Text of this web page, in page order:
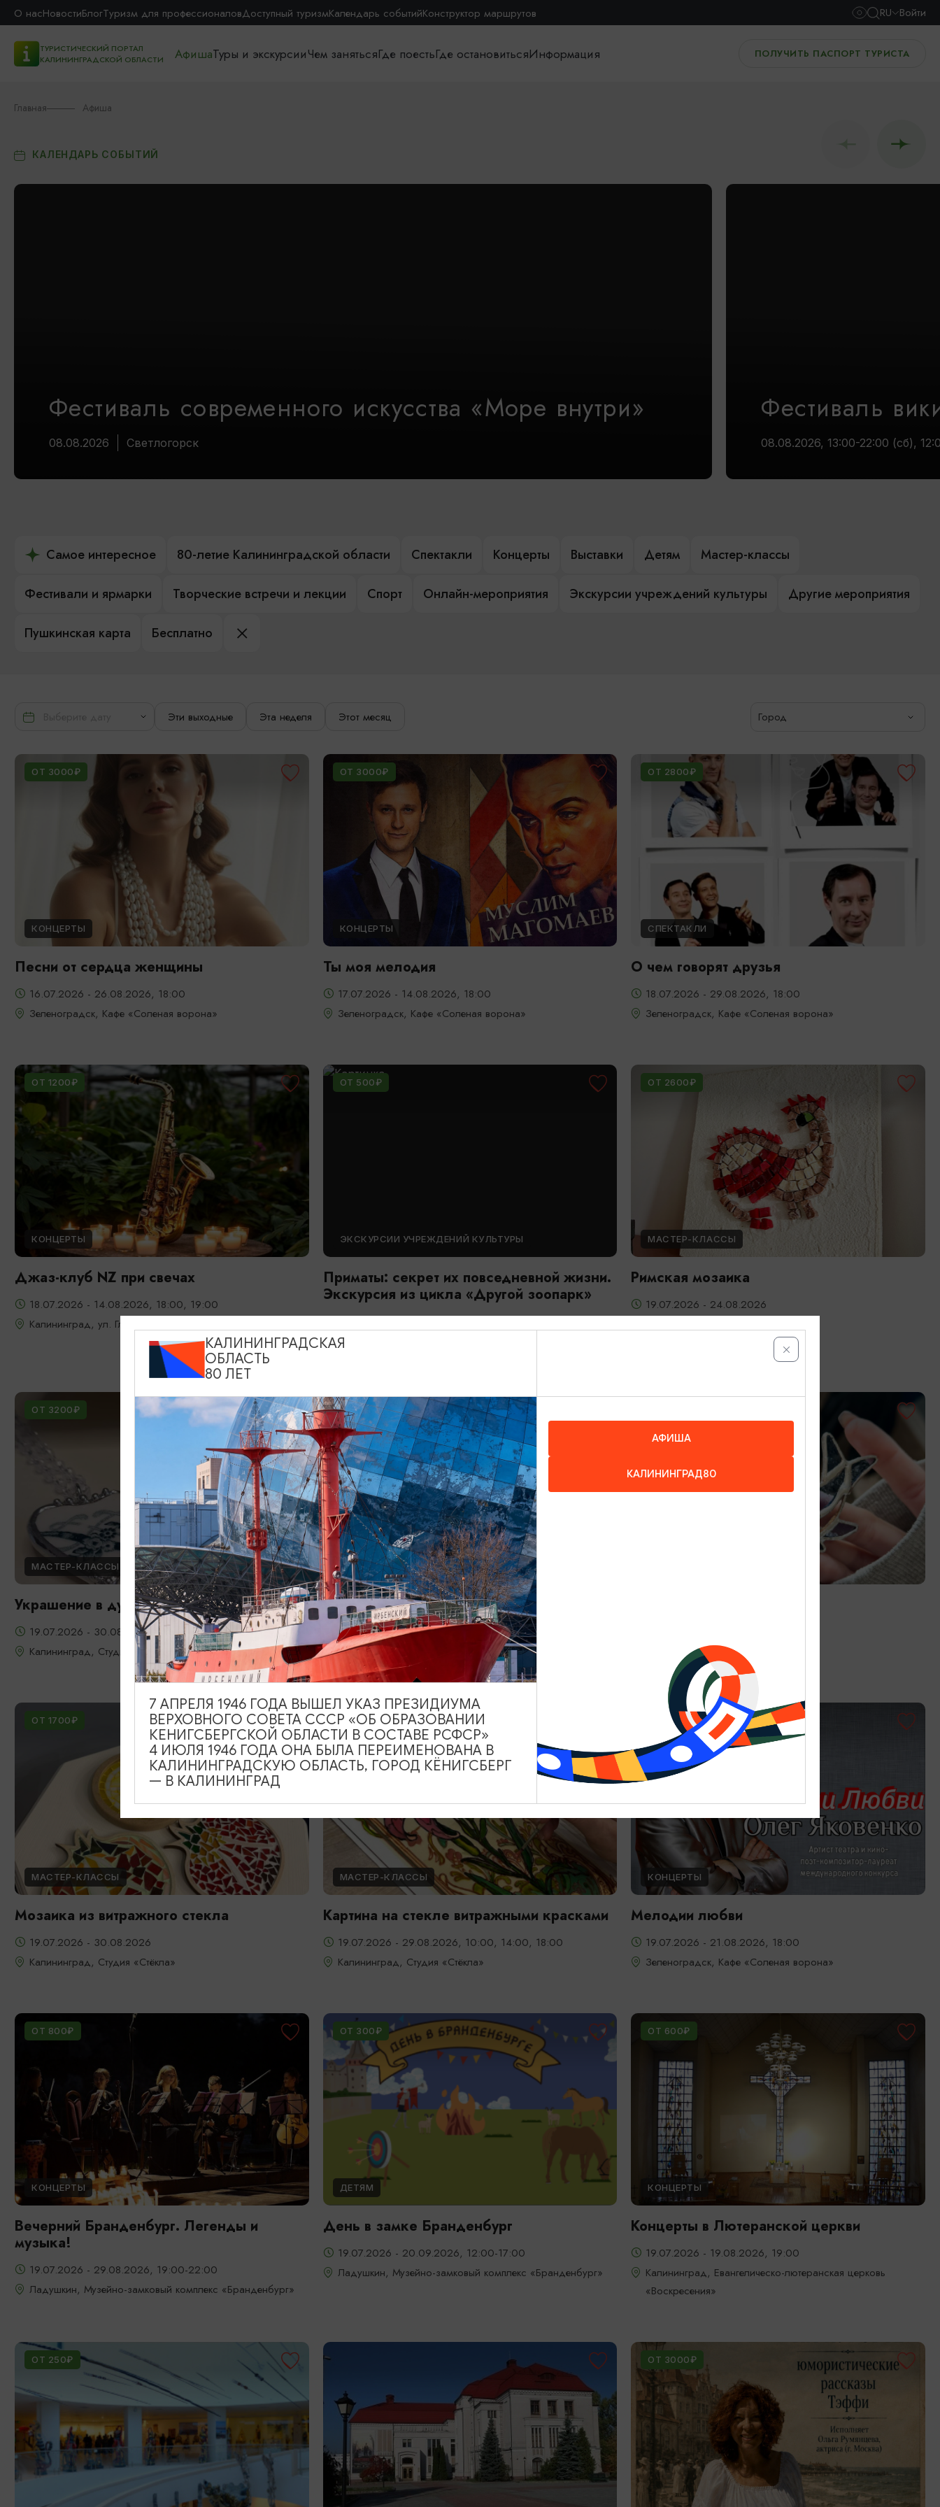
О насНовостиБлогТуризм для профессионаловДоступный туризмКалендарь событийКонструктор маршрутов RU Войти
ТУРИСТИЧЕСКИЙ ПОРТАЛ
КАЛИНИНГРАДСКОЙ ОБЛАСТИ
АфишаТуры и экскурсииЧем занятьсяГде поестьГде остановитьсяИнформация ПОЛУЧИТЬ ПАСПОРТ ТУРИСТА
Главная Афиша
КАЛЕНДАРЬ СОБЫТИЙ
Фестиваль современного искусства «Море внутри»
08.08.2026 Светлогорск
Фестиваль
08.08.2026, 13:00-22:00 (сб),
Самое интересное 80-летие Калининградской области Спектакли Концерты Выставки Детям Мастер-классы
Фестивали и ярмарки Творческие встречи и лекции Спорт Онлайн-мероприятия Экскурсии учреждений культуры Другие мероприятия
Пушкинская карта Бесплатно
Эти выходные Эта неделя Этот месяц Город
ОТ 3000₽
КОНЦЕРТЫ
Песни от сердца женщины
16.07.2026 - 26.08.2026, 18:00
Зеленоградск, Кафе «Соленая ворона»
ОТ 3000₽
КОНЦЕРТЫ
Ты моя мелодия
17.07.2026 - 14.08.2026, 18:00
Зеленоградск, Кафе «Соленая ворона»
ОТ 2800₽
СПЕКТАКЛИ
О чем говорят друзья
18.07.2026 - 29.08.2026, 18:00
Зеленоградск, Кафе «Соленая ворона»
ОТ 1200₽
КОНЦЕРТЫ
Джаз-клуб NZ при свечах
18.07.2026 - 14.08.2026, 18:00, 19:00
Калининград, ул. Глазунова, 9
ОТ 500₽
ЭКСКУРСИИ УЧРЕЖДЕНИЙ КУЛЬТУРЫ
Приматы: секрет их повседневной жизни.
Экскурсия из цикла «Другой зоопарк»
Калининград, Калининградский зоопарк
ОТ 2600₽
МАСТЕР-КЛАССЫ
Римская мозаика
19.07.2026 - 24.08.2026
ОТ 3200₽
МАСТЕР-КЛАССЫ
Украшение в духе старого Кенигсберга
19.07.2026 - 30.08.2026
Калининград, Студия «Стёкла»
ОТ 2800₽
МАСТЕР-КЛАССЫ
Мозаика в технике Тренкадис
19.07.2026 - 28.08.2026, 10:00, 18:00
Калининград, Студия «Стёкла»
Калининград, Студия «Стёкла»
ОТ 1700₽
МАСТЕР-КЛАССЫ
Мозаика из витражного стекла
19.07.2026 - 30.08.2026
Калининград, Студия «Стёкла»
ОТ 2200₽
МАСТЕР-КЛАССЫ
Картина на стекле витражными красками
19.07.2026 - 29.08.2026, 10:00, 14:00, 18:00
Калининград, Студия «Стёкла»
ОТ 3000₽
КОНЦЕРТЫ
Мелодии любви
19.07.2026 - 21.08.2026, 18:00
Зеленоградск, Кафе «Соленая ворона»
ОТ 800₽
КОНЦЕРТЫ
Вечерний Бранденбург. Легенды и
музыка!
19.07.2026 - 29.08.2026, 19:00-22:00
Ладушкин, Музейно-замковый комплекс «Бранденбург»
ОТ 300₽
ДЕТЯМ
День в замке Бранденбург
19.07.2026 - 20.09.2026, 12:00-17:00
Ладушкин, Музейно-замковый комплекс «Бранденбург»
ОТ 600₽
КОНЦЕРТЫ
Концерты в Лютеранской церкви
19.07.2026 - 19.08.2026, 19:00
Калининград, Евангелическо-лютеранская церковь
«Воскресения»
ОТ 250₽ ОТ 3000₽
КАЛИНИНГРАДСКАЯ
ОБЛАСТЬ
80 ЛЕТ
АФИША
КАЛИНИНГРАД80
7 АПРЕЛЯ 1946 ГОДА ВЫШЕЛ УКАЗ ПРЕЗИДИУМА
ВЕРХОВНОГО СОВЕТА СССР «ОБ ОБРАЗОВАНИИ
КЕНИГСБЕРГСКОЙ ОБЛАСТИ В СОСТАВЕ РСФСР»
4 ИЮЛЯ 1946 ГОДА ОНА БЫЛА ПЕРЕИМЕНОВАНА В
КАЛИНИНГРАДСКУЮ ОБЛАСТЬ, ГОРОД КЁНИГСБЕРГ
— В КАЛИНИНГРАД